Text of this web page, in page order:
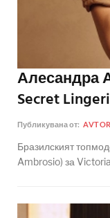
Алесандра
Secret
Публикувана от:
Бразилският
Ambrosio) за